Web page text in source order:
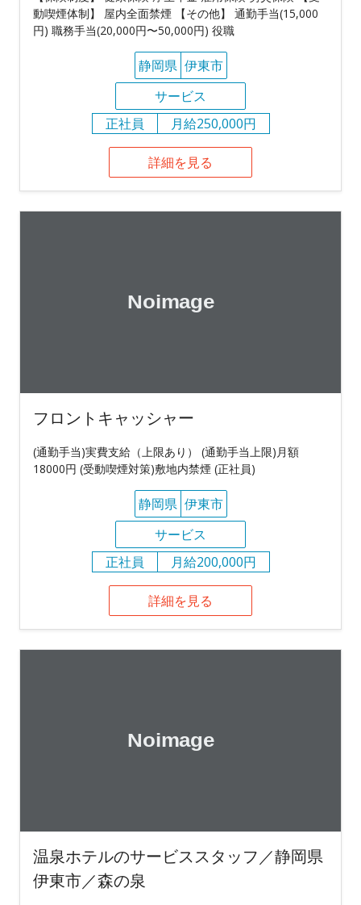
動喫煙体制】 屋内全面禁煙 【その他】 通勤手当(15,000
円) 職務手当(20,000円〜50,000円) 役職
静岡県 伊東市
サービス
正社員
月給250,000円
詳細を見る
フロントキャッシャー
(通勤手当)実費支給（上限あり） (通勤手当上限)月額
18000円 (受動喫煙対策)敷地内禁煙 (正社員)
静岡県 伊東市
サービス
正社員
月給200,000円
詳細を見る
温泉ホテルのサービススタッフ／静岡県
伊東市／森の泉